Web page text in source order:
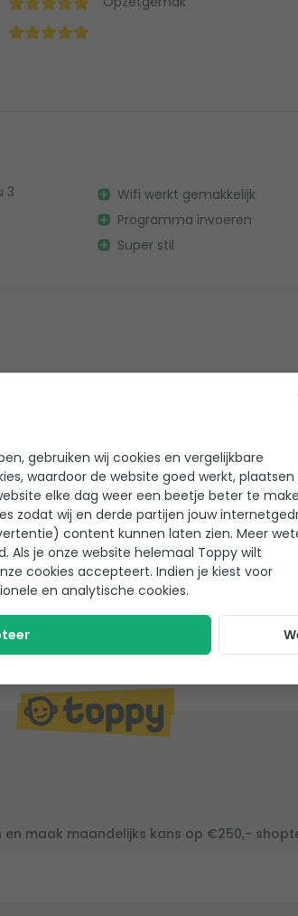
3
Wifi werkt gemakkelijk
Programma invoeren
Super stil
Joop, Clinge
Zoals altijd is het toppy
“Zoals altijd gaat alles lekker
en maak maandelijks kans op €250,-
gebruiken wij cookies en vergelijkbare
waardoor de website goed werkt, plaatsen
elke dag weer een beetje beter te
zodat wij en derde partijen jouw
content kunnen laten zien. Meer
Als je onze website helemaal Toppy wilt
cookies accepteert. Indien je kiest voor
en analytische cookies.